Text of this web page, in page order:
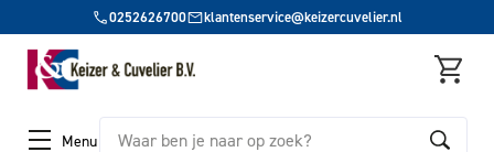
0252626700 klantenservice@keizercuvelier.nl
Menu Zoeken